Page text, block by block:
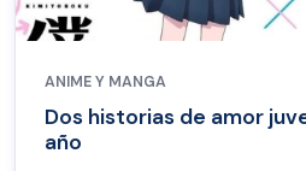
ANIME Y MANGA
Dos historias de amor
año